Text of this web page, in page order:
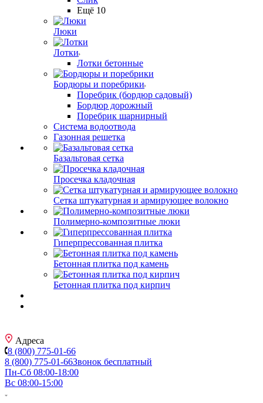
Ещё 10
Люки
Лотки
Лотки бетонные
Бордюры и поребрики
Поребрик (бордюр садовый)
Бордюр дорожный
Поребрик шарнирный
Система водоотвода
Газонная решетка
Базальтовая сетка
Просечка кладочная
Сетка штукатурная и армирующее волокно
Полимерно-композитные люки
Гиперпрессованная плитка
Бетонная плитка под камень
Бетонная плитка под кирпич
Адреса
8 (800) 775-01-66
8 (800) 775-01-66Звонок бесплатный
Пн-Сб 08:00-18:00
Вс 08:00-15:00